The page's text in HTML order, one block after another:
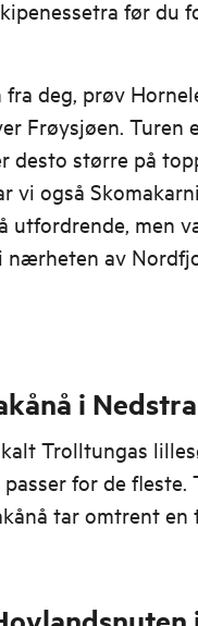
før du
deg, prøv
Frøysjøen. Turen
desto større på
vi også
utfordrende, men
nærheten av
i
Trolltungas
for de fleste.
tar omtrent en